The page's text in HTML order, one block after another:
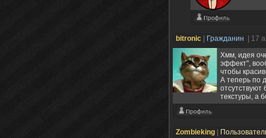
bitronic Гражданин
| 17
Хмм, идея
эффект",
чтобы
А теперь по
текстуры, а
Zombieking